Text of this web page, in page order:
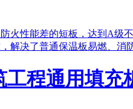
火性能差的短板，达到A
解决了普通保温板易燃、消
程通用填充